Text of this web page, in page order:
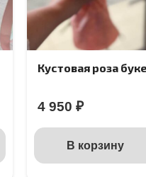
Плюшевый мишка
10 000
В корзину